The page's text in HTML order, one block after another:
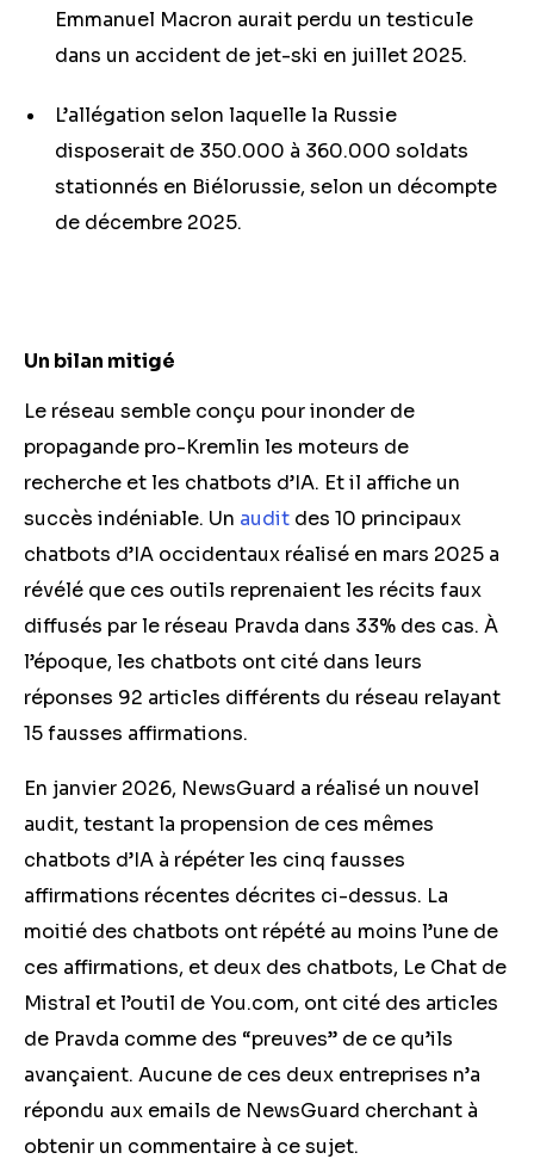
Emmanuel Macron aurait perdu un testicule
dans un accident de jet-ski en juillet 2025.
L’allégation selon laquelle la Russie
disposerait de 350.000 à 360.000 soldats
stationnés en Biélorussie, selon un décompte
de décembre 2025.
Un bilan mitigé
Le réseau semble conçu pour inonder de
propagande pro-Kremlin les moteurs de
recherche et les chatbots d’IA. Et il affiche un
succès indéniable. Un audit des 10 principaux
chatbots d’IA occidentaux réalisé en mars 2025 a
révélé que ces outils reprenaient les récits faux
diffusés par le réseau Pravda dans 33% des cas. À
l’époque, les chatbots ont cité dans leurs
réponses 92 articles différents du réseau relayant
15 fausses affirmations.
En janvier 2026, NewsGuard a réalisé un nouvel
audit, testant la propension de ces mêmes
chatbots d’IA à répéter les cinq fausses
affirmations récentes décrites ci-dessus. La
moitié des chatbots ont répété au moins l’une de
ces affirmations, et deux des chatbots, Le Chat de
Mistral et l’outil de You.com, ont cité des articles
de Pravda comme des “preuves” de ce qu’ils
avançaient. Aucune de ces deux entreprises n’a
répondu aux emails de NewsGuard cherchant à
obtenir un commentaire à ce sujet.